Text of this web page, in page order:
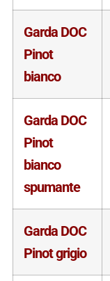
Garda DOC
Pinot
bianco
Garda DOC
Pinot
bianco
spumante
Garda DOC
Pinot grigio